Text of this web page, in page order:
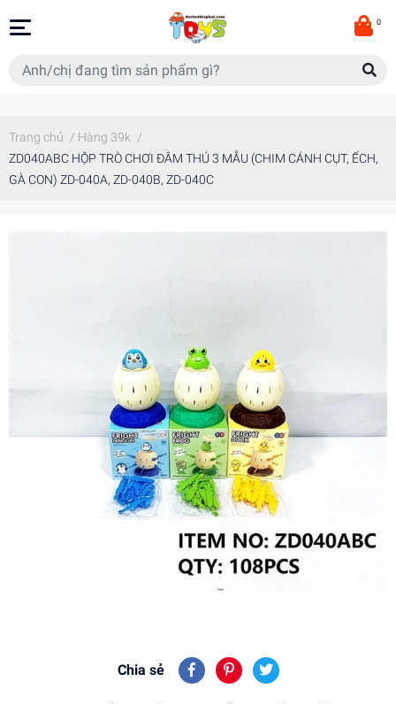
0
Trang chủ / Hàng 39k /
ZD040ABC HỘP TRÒ CHƠI ĐÂM THÚ 3 MẪU (CHIM CÁNH CỤT, ẾCH,
GÀ CON) ZD-040A, ZD-040B, ZD-040C
Chia sẻ